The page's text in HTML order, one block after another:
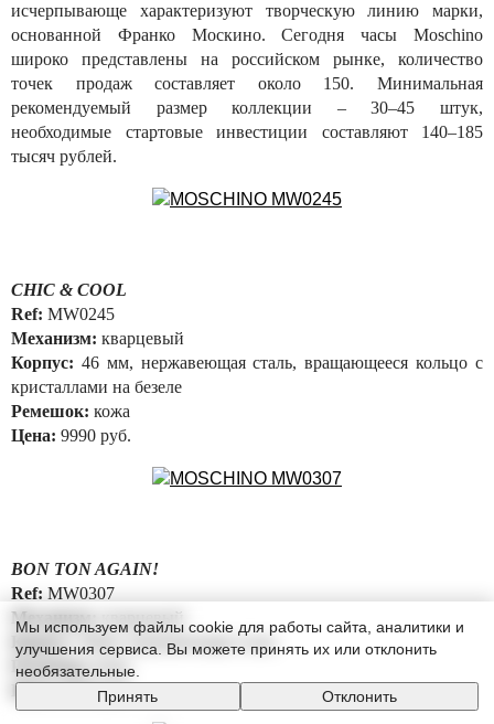
исчерпывающе характеризуют творческую линию марки,
основанной Франко Москино. Сегодня часы Moschino
широко представлены на российском рынке, количество
точек продаж составляет около 150. Минимальная
рекомендуемый размер коллекции – 30–45 штук,
необходимые стартовые инвестиции составляют 140–185
тысяч рублей.
CHIC & COOL
Ref: MW0245
Механизм: кварцевый
Корпус: 46 мм, нержавеющая сталь, вращающееся кольцо с
кристаллами на безеле
Ремешок: кожа
Цена: 9990 руб.
BON TON AGAIN!
Ref: MW0307
Механизм:
кварцевый
30мм, нержавеющая сталь
Ремешок:кожа
Цена:
8890 руб.
Мы используем файлы cookie для работы сайта, аналитики и
улучшения сервиса. Вы можете принять их или отклонить
необязательные.
Принять
Отклонить